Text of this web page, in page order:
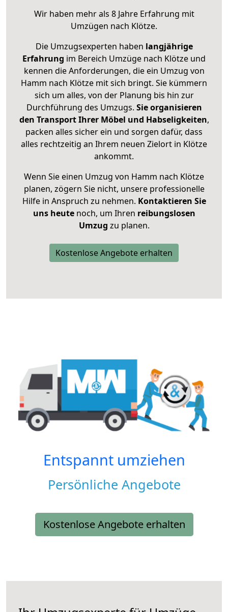
Wir haben mehr als 8 Jahre Erfahrung mit
Umzügen nach Klötze.
Die Umzugsexperten haben langjährige
Erfahrung im Bereich Umzüge nach Klötze und
kennen die Anforderungen, die ein Umzug von
Hamm nach Klötze mit sich bringt. Sie kümmern
sich um alles, von der Planung bis hin zur
Durchführung des Umzugs. Sie organisieren
den Transport Ihrer Möbel und Habseligkeiten,
packen alles sicher ein und sorgen dafür, dass
alles rechtzeitig an Ihrem neuen Zielort in Klötze
ankommt.
Wenn Sie einen Umzug von Hamm nach Klötze
planen, zögern Sie nicht, unsere professionelle
Hilfe in Anspruch zu nehmen. Kontaktieren Sie
uns heutenoch, um Ihren reibungslosen
Umzug zu planen.
Kostenlose Angebote erhalten
Entspannt umziehen
Persönliche Angebote
Kostenlose Angebote erhalten